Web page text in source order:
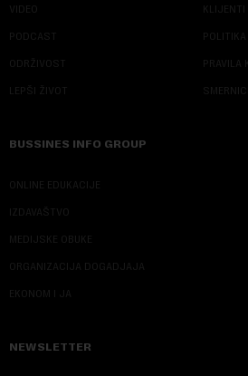
VIDEO
PODCAST
ODRŽIVOST
LEPŠI ŽIVOT
KLIJENTI
PRAVILA
BUSSINES INFO GROUP
ONLINE EDUKACIJE
IZDAVAŠTVO
MEDIJSKE OBUKE
ORGANIZACIJA DOGADJAJA
EKONOM I JA
NEWSLETTER